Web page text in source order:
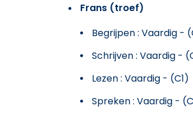
Frans (troef)
Begrijpen : Vaardig -
Schrijven : Vaardig -
Lezen : Vaardig - (C1)
Spreken : Vaardig -